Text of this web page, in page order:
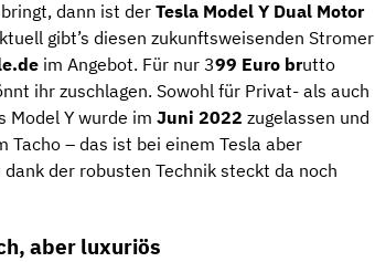
dann ist derTesla Model Y Dual Motor
gibt’s diesen zukunftsweisenden Stromer
im Angebot. Für nur 399 Euro brutto
ihr zuschlagen. Sowohl für Privat- als auch
Model Y wurde im Juni 2022 zugelassen und
Tacho – das ist bei einem Tesla aber
der robusten Technik steckt da noch
aber luxuriös